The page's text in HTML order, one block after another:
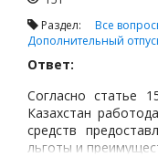
Раздел: Все
Дополнительный
Ответ:
Согласно статье
Казахстан
средств
льготы и